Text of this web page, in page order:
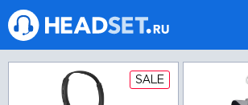
SALE